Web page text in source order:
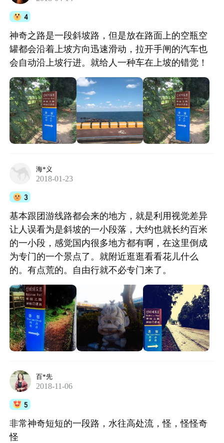
4
神奇之路是一段斜坡路，但是放在路面上的空瓶空
罐都会沿着上坡方向迅速滑动，拉开手闸的汽车也
会自动沿上坡行进。就给人一种车在上坡的错觉！
海*义
2018-01-23
3
基本跟团游线路都会来的地方，就是利用视觉差异
让人误看为是斜坡的一小段落，大约也就长约百米
的一小段，感觉国内很多地方都有啊，在这里倒成
为专门的一个景点了。就附近逛逛看看花儿什么
的。有点荒的。自由行就不必专门来了。
百*先
2018-11-06
5
非常神奇短短的一段路，水往高处流，怪，怪怪奇
怪